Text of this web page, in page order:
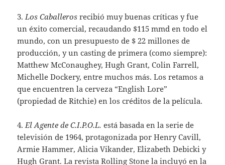
3. Los Caballeros recibió muy buenas críticas y fue
un éxito comercial, recaudando $115 mmd en todo el
mundo, con un presupuesto de $ 22 millones de
producción, y un casting de primera (como siempre):
Matthew McConaughey, Hugh Grant, Colin Farrell,
Michelle Dockery, entre muchos más. Los retamos a
que encuentren la cerveza “English Lore”
(propiedad de Ritchie) en los créditos de la película.
4. El Agente de C.I.P.O.L. está basada en la serie de
televisión de 1964, protagonizada por Henry Cavill,
Armie Hammer, Alicia Vikander, Elizabeth Debicki y
Hugh Grant. La revista Rolling Stone la incluyó en la